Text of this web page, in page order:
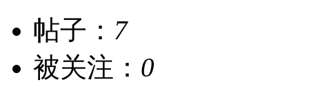
帖子： 7
被关注： 0